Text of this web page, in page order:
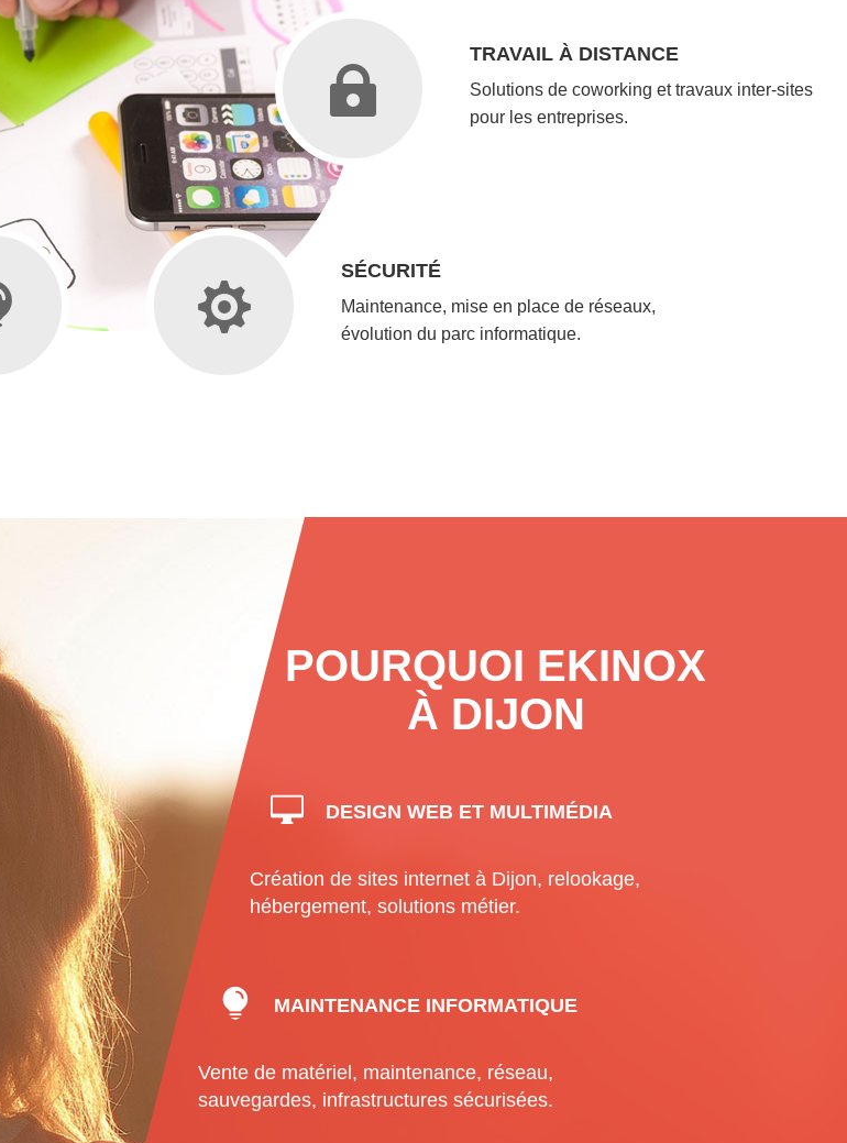
TRAVAIL À DISTANCE
Solutions de coworking et travaux inter-sites
pour les entreprises.
SÉCURITÉ
Maintenance, mise en place de réseaux,
évolution du parc informatique.
POURQUOI EKINOX
À DIJON
DESIGN WEB ET MULTIMÉDIA
Création de sites internet à Dijon, relookage,
hébergement, solutions métier.
MAINTENANCE INFORMATIQUE
Vente de matériel, maintenance, réseau,
sauvegardes, infrastructures sécurisées.